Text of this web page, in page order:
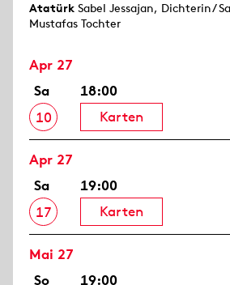
Atatürk Sabel Jessajan, Dichterin/
Mustafas Tochter
Apr 27
Sa
10
18:00
Karten
Apr 27
Sa
17
19:00
Karten
Mai 27
So
19:00